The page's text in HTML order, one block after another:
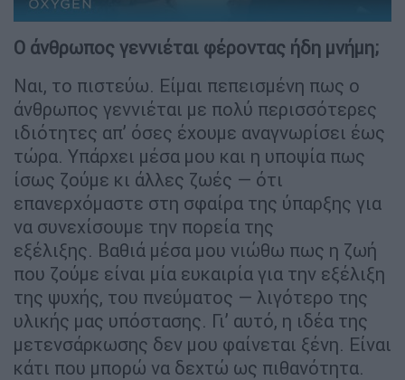
O άνθρωπος γεννιέται φέροντας ήδη μνήμη;
Ναι, το πιστεύω. Είμαι πεπεισμένη πως ο
άνθρωπος γεννιέται με πολύ περισσότερες
ιδιότητες απ’ όσες έχουμε αναγνωρίσει έως
τώρα. Υπάρχει μέσα μου και η υποψία πως
ίσως ζούμε κι άλλες ζωές — ότι
επανερχόμαστε στη σφαίρα της ύπαρξης για
να συνεχίσουμε την πορεία της
εξέλιξης. Βαθιά μέσα μου νιώθω πως η ζωή
που ζούμε είναι μία ευκαιρία για την εξέλιξη
της ψυχής, του πνεύματος — λιγότερο της
υλικής μας υπόστασης. Γι’ αυτό, η ιδέα της
μετενσάρκωσης δεν μου φαίνεται ξένη. Είναι
κάτι που μπορώ να δεχτώ ως πιθανότητα.